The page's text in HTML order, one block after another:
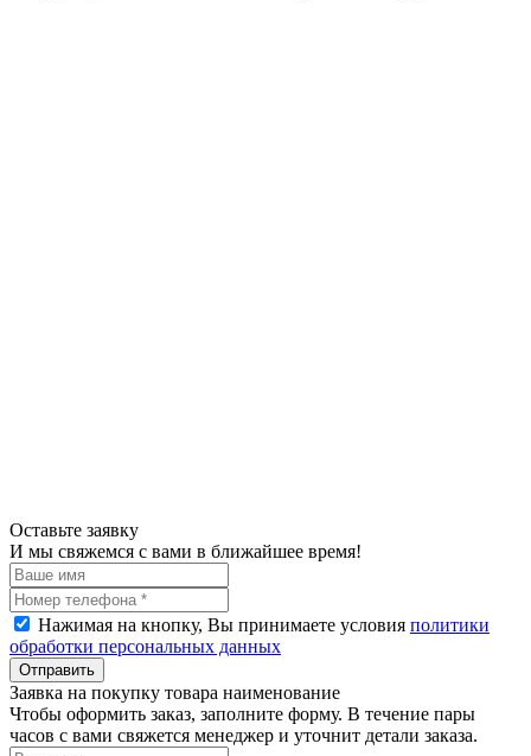
Оставьте заявку
И мы свяжемся с вами в ближайшее время!
Нажимая на кнопку, Вы принимаете условия политики
обработки персональных данных
Отправить
Заявка на покупку товара наименование
Чтобы оформить заказ, заполните форму. В течение пары
часов с вами свяжется менеджер и уточнит детали заказа.